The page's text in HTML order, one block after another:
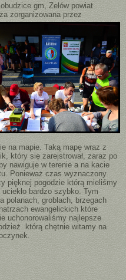
gm, Zelów powiat
zorganizowana przez
na mapie. Taką mapę wraz z
który się zarejstrował, zaraz po
nawiguje w terenie a na kacie
Ponieważ czas wyznaczony
pięknej pogodzie którą mieliśmy
bardzo szybko. Tym
polanach, groblach, brzegach
ewangelickich które
uchonorowaliśmy najlepsze
którą chętnie witamy na